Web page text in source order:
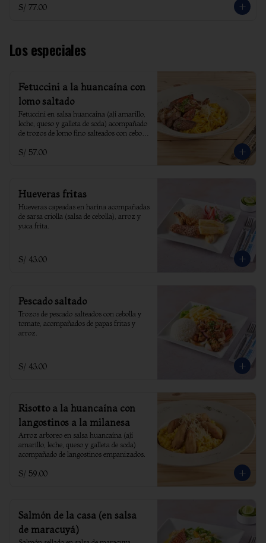
S/ 77.00
Los especiales
Fetuccini a la huancaína con
lomo saltado
Fetuccini en salsa huancaína (ají amarillo,
leche, queso y galleta de soda) acompañado
de trozos de lomo fino salteados con cebolla
S/ 57.00
Hueveras fritas
Hueveras capeadas en harina acompañadas
de sarsa criolla (salsa de cebolla), arroz y
yuca frita.
S/ 43.00
Pescado saltado
Trozos de pescado salteados con cebolla y
tomate, acompañados de papas fritas y
arroz.
S/ 43.00
Risotto a la huancaína con
langostinos a la milanesa
Arroz arboreo en salsa huancaína (ají
amarillo, leche, queso y galleta de soda)
acompañado de langostinos empanizados.
S/ 59.00
Salmón de la casa (en salsa
de maracuyá)